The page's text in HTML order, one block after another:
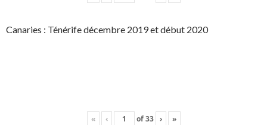
Canaries : Ténérife décembre 2019 et début 2020
« ‹ of33 › »